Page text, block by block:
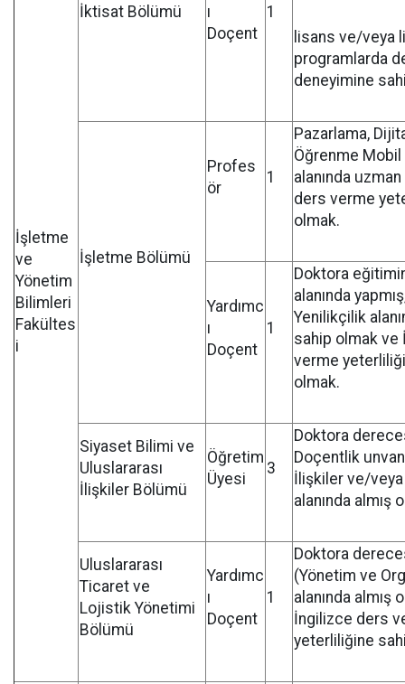
İşletme
ve
Yönetim
Bilimleri
Fakültes
i
İktisat Bölümü
ı
Doçent
1
lisans ve/veya
programlarda
deneyimine
İşletme Bölümü
Profes
ör
1
Pazarlama,
Öğrenme Mobil
alanında
ders verme
olmak.
Yardımc
ı
Doçent
1
Doktora
alanında
Yenilikçilik
sahip olmak
verme
olmak.
Siyaset Bilimi ve
Uluslararası
İlişkiler Bölümü
Öğretim
Üyesi
3
Doktora
Doçentlik
İlişkiler ve/
alanında almış
Uluslararası
Ticaret ve
Lojistik Yönetimi
Bölümü
Yardımc
ı
Doçent
1
Doktora
(Yönetim ve
alanında almış
İngilizce ders
yeterliliğine